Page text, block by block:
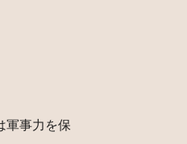
軍事力を保